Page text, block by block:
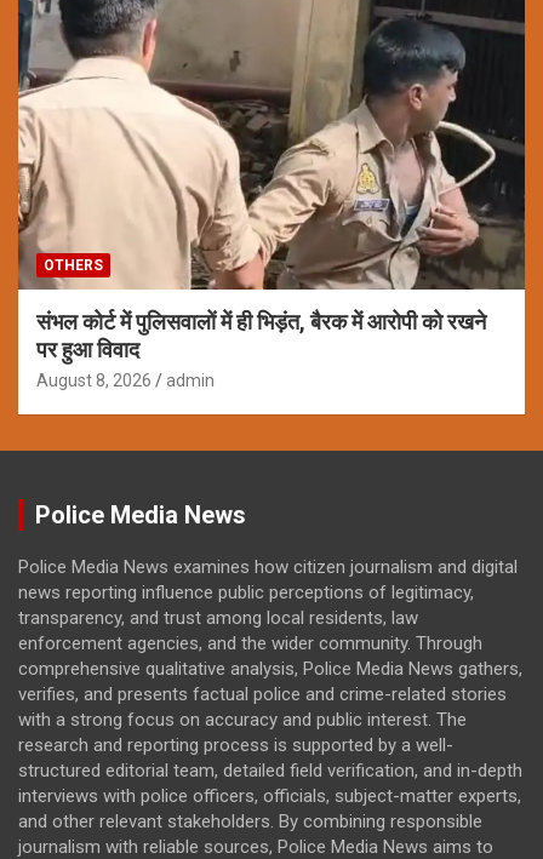
OTHERS
संभल कोर्ट में पुलिसवालों में ही भिड़ंत, बैरक में आरोपी को रखने
पर हुआ विवाद
August 8, 2026 admin
Police Media News
Police Media News examines how citizen journalism and digital
news reporting influence public perceptions of legitimacy,
transparency, and trust among local residents, law
enforcement agencies, and the wider community. Through
comprehensive qualitative analysis, Police Media News gathers,
verifies, and presents factual police and crime-related stories
with a strong focus on accuracy and public interest. The
research and reporting process is supported by a well-
structured editorial team, detailed field verification, and in-depth
interviews with police officers, officials, subject-matter experts,
and other relevant stakeholders. By combining responsible
journalism with reliable sources, Police Media News aims to